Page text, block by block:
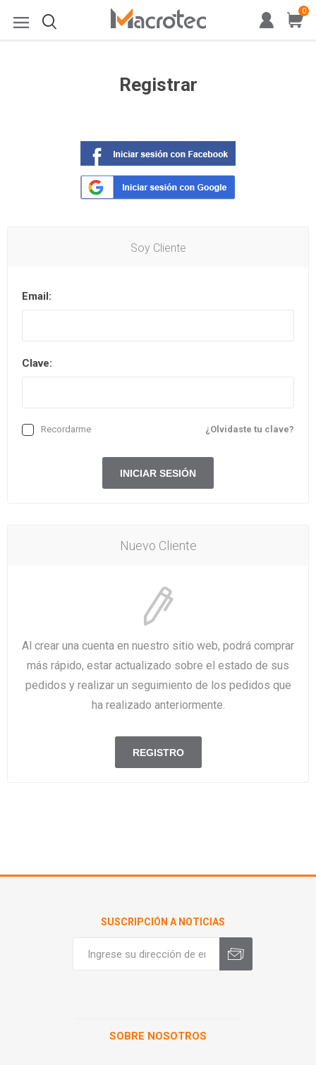
0
Registrar
Soy Cliente
Email:
Clave:
¿Olvidaste tu clave?
Recordarme
Nuevo Cliente
Al crear una cuenta en nuestro sitio web, podrá comprar
más rápido, estar actualizado sobre el estado de sus
pedidos y realizar un seguimiento de los pedidos que
ha realizado anteriormente.
SUSCRIPCIÓN A NOTICIAS
SOBRE NOSOTROS